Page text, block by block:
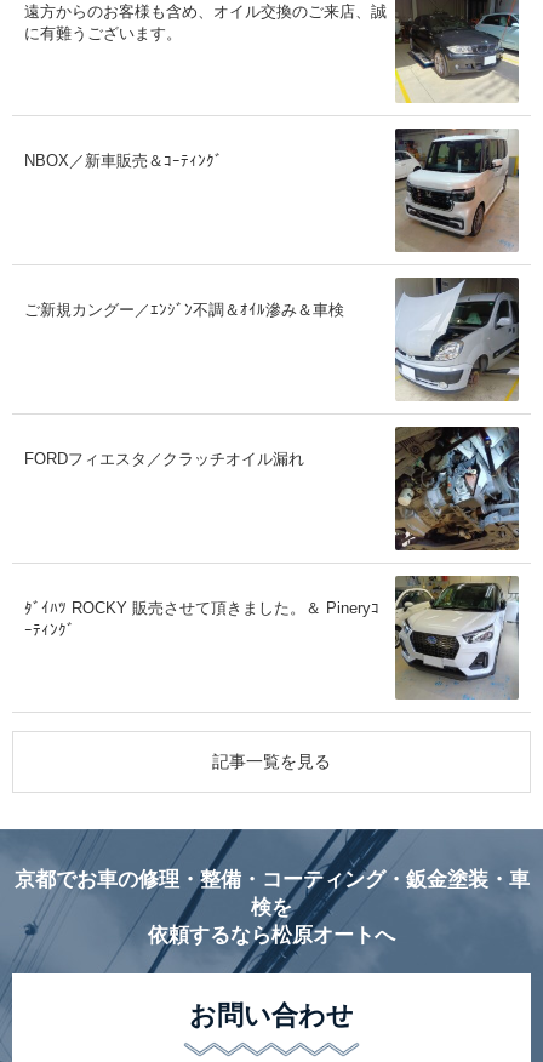
遠方からのお客様も含め、オイル交換のご来店、誠
に有難うございます。
NBOX／新車販売＆ｺｰﾃｨﾝｸﾞ
ご新規カングー／ｴﾝｼﾞﾝ不調＆ｵｲﾙ滲み＆車検
FORDフィエスタ／クラッチオイル漏れ
ﾀﾞｲﾊﾂ ROCKY 販売させて頂きました。＆ Pineryｺ
ｰﾃｨﾝｸﾞ
記事一覧を見る
京都でお車の修理・整備・コーティング・鈑金塗装・車
検を
依頼するなら松原オートへ
お問い合わせ